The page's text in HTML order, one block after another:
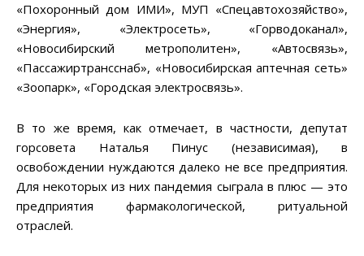
«Похоронный дом ИМИ», МУП «Спецавтохозяйство»,
«Энергия», «Электросеть», «Горводоканал»,
«Новосибирский метрополитен», «Автосвязь»,
«Пассажиртрансснаб», «Новосибирская аптечная сеть»
«Зоопарк», «Городская электросвязь».
В то же время, как отмечает, в частности, депутат
горсовета Наталья Пинус (независимая), в
освобождении нуждаются далеко не все предприятия.
Для некоторых из них пандемия сыграла в плюс — это
предприятия фармакологической, ритуальной
отраслей.